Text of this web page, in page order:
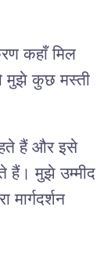
कहाँ मिल
मुझे कुछ मस्ती
हैं और इसे
हैं। मुझे उम्मीद